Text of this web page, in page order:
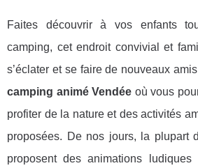
Faites découvrir à vos enfants
camping, cet endroit convivial et
s’éclater et se faire de nouveaux
camping animé Vendée où vous
profiter de la nature et des activités
proposées. De nos jours, la plupart
proposent des animations